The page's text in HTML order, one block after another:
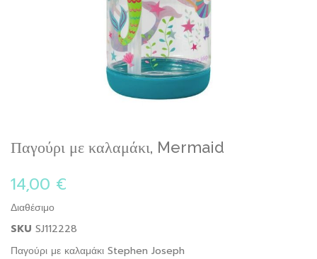
Παγούρι με καλαμάκι, Mermaid
14,00 €
Διαθέσιμο
SKU SJ112228
Παγούρι με καλαμάκι Stephen Joseph
Skip
beginning
of
the
images
gallery